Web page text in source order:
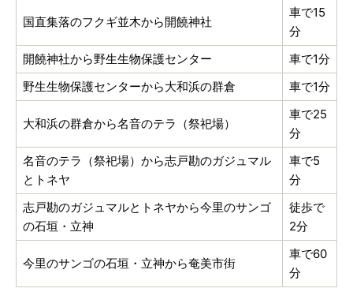
国直集落のフクギ並木から開饒神社
車で15
分
開饒神社から野生生物保護センター
車で1分
野生生物保護センターから大和浜の群倉
車で1分
大和浜の群倉から名音のテラ（祭祀場）
車で25
分
名音のテラ（祭祀場）から志戸勘のガジュマル
とトネヤ
車で5
分
志戸勘のガジュマルとトネヤから今里のサンゴ
の石垣・立神
徒歩で
2分
今里のサンゴの石垣・立神から奄美市街
車で60
分